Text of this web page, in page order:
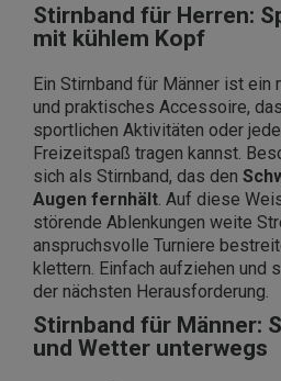
Stirnband für Herren:
mit kühlem Kopf
Ein Stirnband für Männer ist
und praktisches Accessoire,
sportlichen Aktivitäten oder
Freizeitspaß tragen kannst.
sich als Stirnband, das den
Augen fernhält . Auf diese
störende Ablenkungen weite
anspruchsvolle Turniere
klettern. Einfach aufziehen und
der nächsten Herausforderung.
Stirnband für Männer:
und Wetter unterwegs